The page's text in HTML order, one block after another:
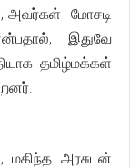
அவர்கள் மோசடி
இதுவே
தமிழ்மக்கள்
மகிந்த அரசுடன்